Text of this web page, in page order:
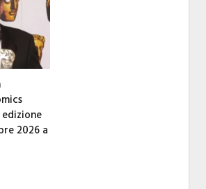
edizione
2026 a